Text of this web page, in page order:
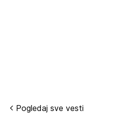
Pogledaj sve vesti